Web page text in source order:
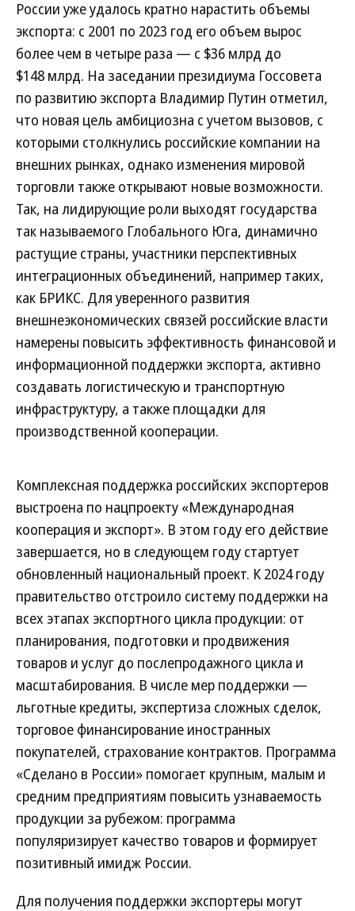
России уже удалось кратно нарастить объемы
экспорта: с 2001 по 2023 год его объем вырос
более чем в четыре раза — с $36 млрд до
$148 млрд. На заседании президиума Госсовета
по развитию экспорта Владимир Путин отметил,
что новая цель амбициозна с учетом вызовов, с
которыми столкнулись российские компании на
внешних рынках, однако изменения мировой
торговли также открывают новые возможности.
Так, на лидирующие роли выходят государства
так называемого Глобального Юга, динамично
растущие страны, участники перспективных
интеграционных объединений, например таких,
как БРИКС. Для уверенного развития
внешнеэкономических связей российские власти
намерены повысить эффективность финансовой и
информационной поддержки экспорта, активно
создавать логистическую и транспортную
инфраструктуру, а также площадки для
производственной кооперации.
Комплексная поддержка российских экспортеров
выстроена по нацпроекту «Международная
кооперация и экспорт». В этом году его действие
завершается, но в следующем году стартует
обновленный национальный проект. К 2024 году
правительство отстроило систему поддержки на
всех этапах экспортного цикла продукции: от
планирования, подготовки и продвижения
товаров и услуг до послепродажного цикла и
масштабирования. В числе мер поддержки —
льготные кредиты, экспертиза сложных сделок,
торговое финансирование иностранных
покупателей, страхование контрактов. Программа
«Сделано в России» помогает крупным, малым и
средним предприятиям повысить узнаваемость
продукции за рубежом: программа
популяризирует качество товаров и формирует
позитивный имидж России.
Для получения поддержки экспортеры могут